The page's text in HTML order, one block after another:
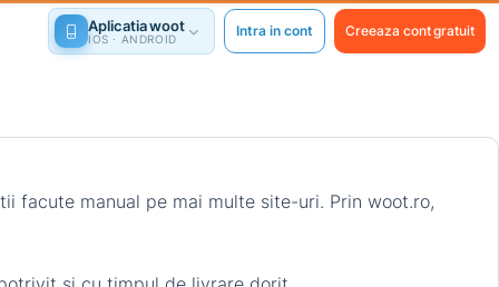
Aplicatia woot
IOS · ANDROID Intra in cont Creeaza cont gratuit
facute manual pe mai multe site-uri. Prin woot.ro,